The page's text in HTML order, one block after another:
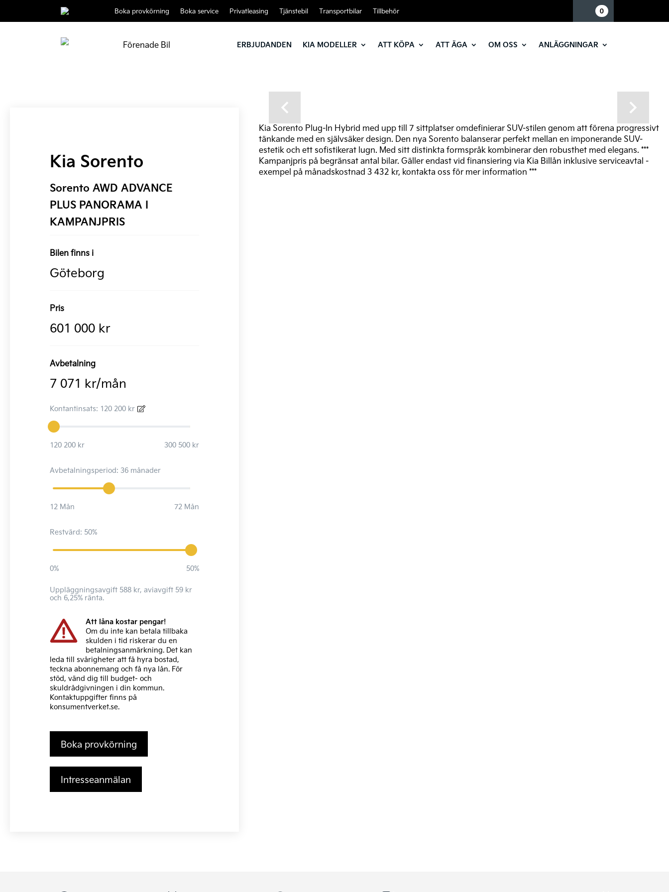
Boka provkörning Boka service Privatleasing Tjänstebil Transportbilar Tillbehör 0
ERBJUDANDEN KIA MODELLER ATT KÖPA ATT ÄGA OM OSS ANLÄGGNINGAR
Kia Sorento
Sorento AWD ADVANCE
PLUS PANORAMA I
KAMPANJPRIS
Bilen finns i
Göteborg
Pris
601 000 kr
Avbetalning
7 071 kr/mån
Kontantinsats: 120 200 kr
120 200 kr 300 500 kr
Avbetalningsperiod: 36 månader
12 Mån 72 Mån
Restvärd: 50%
0% 50%
Uppläggningsavgift 588 kr, aviavgift 59 kr
och 6,25% ränta.
Att låna kostar pengar!
Om du inte kan betala tillbaka
skulden i tid riskerar du en
betalningsanmärkning. Det kan
leda till svårigheter att få hyra bostad,
teckna abonnemang och få nya lån. För
stöd, vänd dig till budget- och
skuldrådgivningen i din kommun.
Kontaktuppgifter finns på
konsumentverket.se.
Boka provkörning
Intresseanmälan
Previous
Next
Kia Sorento Plug-In Hybrid med upp till 7 sittplatser omdefinierar SUV-stilen genom att förena progressivt
tänkande med en självsäker design. Den nya Sorento balanserar perfekt mellan en imponerande SUV-
estetik och ett sofistikerat lugn. Med sitt distinkta formspråk kombinerar den robusthet med elegans. ***
Kampanjpris på begränsat antal bilar. Gäller endast vid finansiering via Kia Billån inklusive serviceavtal -
exempel på månadskostnad 3 432 kr, kontakta oss för mer information ***